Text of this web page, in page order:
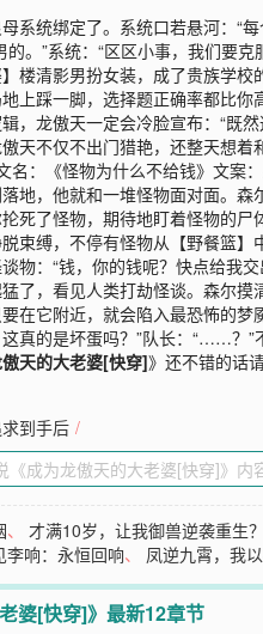
系统绑定了。系统口若悬河：“
的。”系统：“区区小事，我们要
楼清影男扮女装，成了贵族学
上踩一脚，选择题正确率都比
，龙傲天一定会冷脸宣布：“既
天不仅不出门猎艳，还整天想
名：《怪物为什么不给钱》文案
地，他就和一堆怪物面对面。
死了怪物，期待地盯着怪物的
束缚，不停有怪物从【野餐篮
物：“钱，你的钱呢？快点给我
，看见人类打劫怪谈。森尔摸
在它附近，就会陷入最恐怖的
真的是坏蛋吗？”队长：“……？”
天的大老婆[快穿]》还不错的话
到手后 /
、才满10岁，让我御兽逆袭重生？
李响：永恒回响、 凤逆九霄，我
婆[快穿]》最新12章节